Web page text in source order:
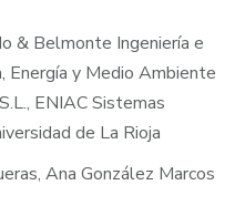
& Belmonte Ingeniería e
Energía y Medio Ambiente
ENIAC Sistemas
de La Rioja
Ana González Marcos